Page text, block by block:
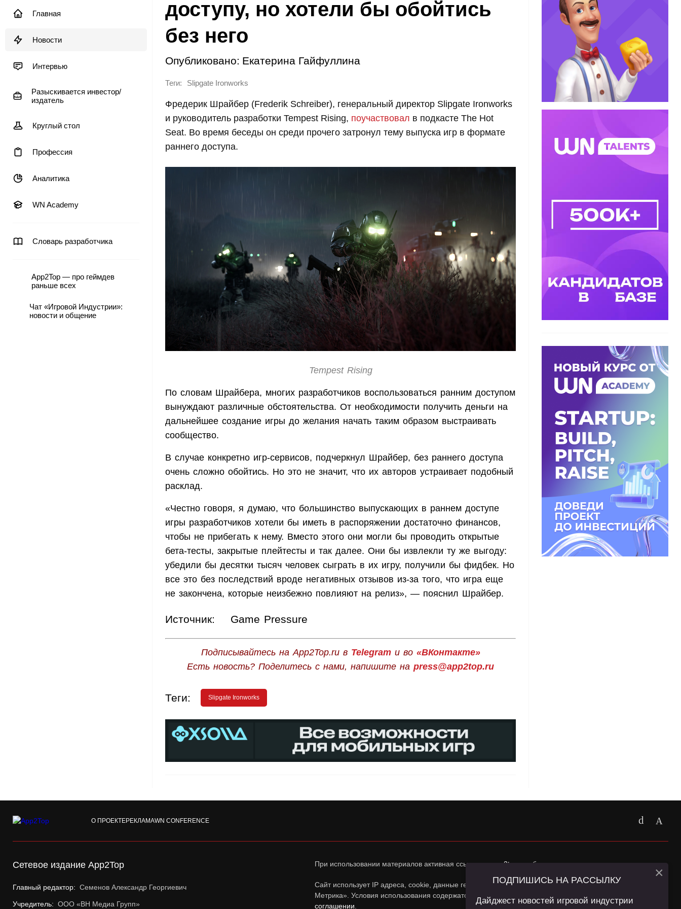
Главная
Новости
Интервью
Разыскивается инвестор/
издатель
Круглый стол
Профессия
Аналитика
WN Academy
Словарь разработчика
App2Top — про геймдев
раньше всех
Чат «Игровой Индустрии»:
новости и общение
доступу, но хотели бы обойтись
без него
Опубликовано: Екатерина Гайфуллина
Теги: Slipgate Ironworks
Фредерик Шрайбер (Frederik Schreiber), генеральный директор Slipgate Ironworks
и руководитель разработки Tempest Rising, поучаствовал в подкасте The Hot
Seat. Во время беседы он среди прочего затронул тему выпуска игр в формате
раннего доступа.
Tempest Rising
По словам Шрайбера, многих разработчиков воспользоваться ранним доступом
вынуждают различные обстоятельства. От необходимости получить деньги на
дальнейшее создание игры до желания начать таким образом выстраивать
сообщество.
В случае конкретно игр-сервисов, подчеркнул Шрайбер, без раннего доступа
очень сложно обойтись. Но это не значит, что их авторов устраивает подобный
расклад.
«Честно говоря, я думаю, что большинство выпускающих в раннем доступе
игры разработчиков хотели бы иметь в распоряжении достаточно финансов,
чтобы не прибегать к нему. Вместо этого они могли бы проводить открытые
бета-тесты, закрытые плейтесты и так далее. Они бы извлекли ту же выгоду:
убедили бы десятки тысяч человек сыграть в их игру, получили бы фидбек. Но
все это без последствий вроде негативных отзывов из-за того, что игра еще
не закончена, которые неизбежно повлияют на релиз», — пояснил Шрайбер.
Источник: Game Pressure
Подписывайтесь на App2Top.ru в Telegramи во «ВКонтакте»
Есть новость? Поделитесь с нами, напишите на press@app2top.ru
Теги: Slipgate Ironworks
О ПРОЕКТЕРЕКЛАМАWN CONFERENCE
Сетевое издание App2Top
Главный редактор: Семенов Александр Георгиевич
Учредитель: ООО «ВН Медиа Групп»
При использовании материалов активная ссылка наapp2top.ruобязательна.
Сайт использует IP адреса, cookie, данные геолокации Пользователей сайта и сервис «Яндекс
Метрика». Условия использования содержатся вПолитике конфиденциальностии
соглашении.
ПОДПИШИСЬ НА РАССЫЛКУ
Дайджест новостей игровой индустрии
×